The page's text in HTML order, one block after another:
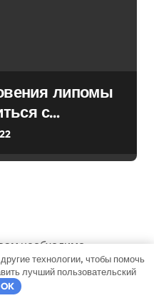
липомы
с
необходимо
технологии, чтобы помочь
лучший пользовательский
OK